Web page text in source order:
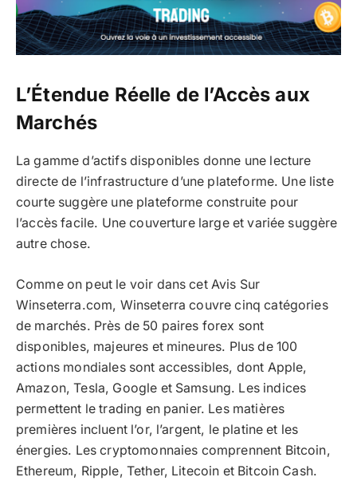
L’Étendue Réelle de l’Accès aux
Marchés
La gamme d’actifs disponibles donne une lecture
directe de l’infrastructure d’une plateforme. Une liste
courte suggère une plateforme construite pour
l’accès facile. Une couverture large et variée suggère
autre chose.
Comme on peut le voir dans cet Avis Sur
Winseterra.com, Winseterra couvre cinq catégories
de marchés. Près de 50 paires forex sont
disponibles, majeures et mineures. Plus de 100
actions mondiales sont accessibles, dont Apple,
Amazon, Tesla, Google et Samsung. Les indices
permettent le trading en panier. Les matières
premières incluent l’or, l’argent, le platine et les
énergies. Les cryptomonnaies comprennent Bitcoin,
Ethereum, Ripple, Tether, Litecoin et Bitcoin Cash.